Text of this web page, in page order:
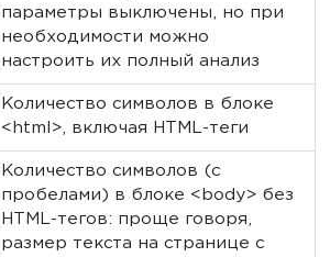
параметры выключены, но при
необходимости можно
настроить их полный анализ
Количество символов в блоке
<html>, включая HTML-теги
Количество символов (с
пробелами) в блоке <body> без
HTML-тегов: проще говоря,
размер текста на странице с